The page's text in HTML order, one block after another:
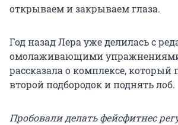
открываем и закрываем глаза.
Год назад Лера уже делилась с
омолаживающими
рассказала о комплексе, который
второй подбородок и поднять лоб.
Пробовали делать фейсфитнес